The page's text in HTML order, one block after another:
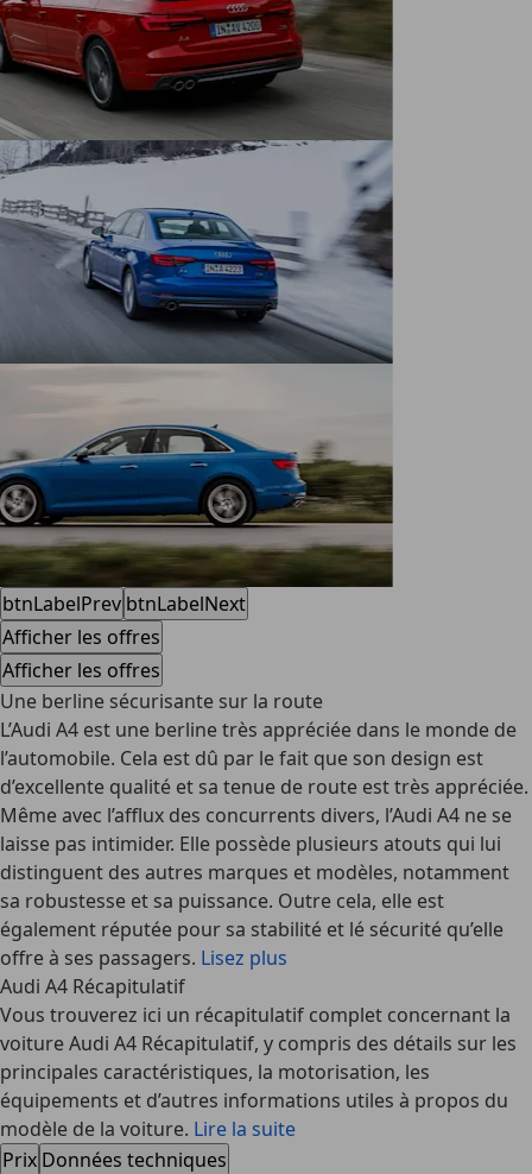
btnLabelPrev btnLabelNext
Afficher les offres
Afficher les offres
Une berline sécurisante sur la route
L’Audi A4 est une berline très appréciée dans le monde de
l’automobile. Cela est dû par le fait que son design est
d’excellente qualité et sa tenue de route est très appréciée.
Même avec l’afflux des concurrents divers, l’Audi A4 ne se
laisse pas intimider. Elle possède plusieurs atouts qui lui
distinguent des autres marques et modèles, notamment
sa robustesse et sa puissance. Outre cela, elle est
également réputée pour sa stabilité et lé sécurité qu’elle
offre à ses passagers. Lisez plus
Audi A4 Récapitulatif
Vous trouverez ici un récapitulatif complet concernant la
voiture Audi A4 Récapitulatif, y compris des détails sur les
principales caractéristiques, la motorisation, les
équipements et d’autres informations utiles à propos du
modèle de la voiture. Lire la suite
Prix Données techniques